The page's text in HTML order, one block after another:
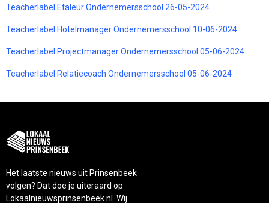
Teacherlabel Etaleur Ondernemersschool 26-05-2024
Teacherlabel Hotelmanager Ondernemersschool 10-06-2024
Teacherlabel Projectmanager Ondernemersschool 05-06-2024
Teacherlabel Relatiecoach Ondernemersschool 05-06-2024
Het laatste nieuws uit Prinsenbeek
volgen? Dat doe je uiteraard op
Lokaalnieuwsprinsenbeek.nl. Wij